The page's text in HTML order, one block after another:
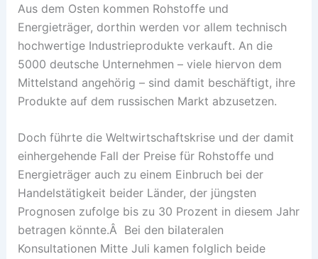
Aus dem Osten kommen Rohstoffe und
Energieträger, dorthin werden vor allem technisch
hochwertige Industrieprodukte verkauft. An die
5000 deutsche Unternehmen – viele hiervon dem
Mittelstand angehörig – sind damit beschäftigt, ihre
Produkte auf dem russischen Markt abzusetzen.
Doch führte die Weltwirtschaftskrise und der damit
einhergehende Fall der Preise für Rohstoffe und
Energieträger auch zu einem Einbruch bei der
Handelstätigkeit beider Länder, der jüngsten
Prognosen zufolge bis zu 30 Prozent in diesem Jahr
betragen könnte.Â Bei den bilateralen
Konsultationen Mitte Juli kamen folglich beide